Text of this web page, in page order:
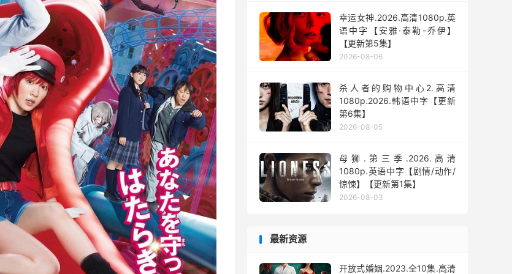
幸运女神.2026.高清1080p.英
语中字【安雅·泰勒-乔伊】
【更新第5集】
2026-08-06
杀人者的购物中心2.高清
1080p.2026.韩语中字【更新
第6集】
2026-08-05
母狮.第三季.2026.高清
1080p.英语中字【剧情/动作/
惊悚】【更新第1集】
2026-08-03
最新资源
开放式婚姻.2023.全10集.高清